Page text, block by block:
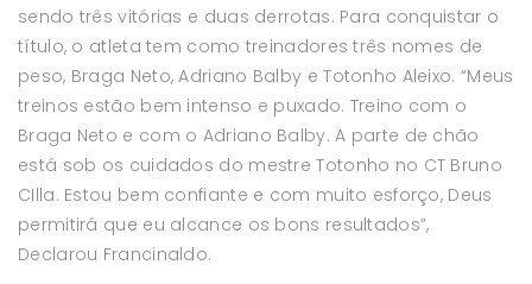
sendo três vitórias e duas derrotas. Para conquistar o
título, o atleta tem como treinadores três nomes de
peso, Braga Neto, Adriano Balby e Totonho Aleixo. “Meus
treinos estão bem intenso e puxado. Treino com o
Braga Neto e com o Adriano Balby. A parte de chão
está sob os cuidados do mestre Totonho no CT Bruno
CIlla. Estou bem confiante e com muito esforço, Deus
permitirá que eu alcance os bons resultados”,
Declarou Francinaldo.